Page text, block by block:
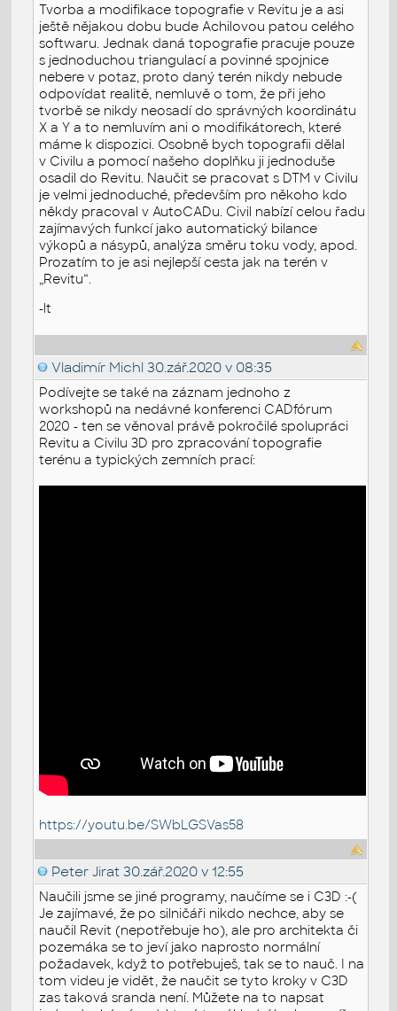
Tvorba a modifikace topografie v Revitu je a asi
ještě nějakou dobu bude Achilovou patou celého
softwaru. Jednak daná topografie pracuje pouze
s jednoduchou triangulací a povinné spojnice
nebere v potaz, proto daný terén nikdy nebude
odpovídat realitě, nemluvě o tom, že při jeho
tvorbě se nikdy neosadí do správných koordinátu
X a Y a to nemluvím ani o modifikátorech, které
máme k dispozici. Osobně bych topografii dělal
v Civilu a pomocí našeho doplňku ji jednoduše
osadil do Revitu. Naučit se pracovat s DTM v Civilu
je velmi jednoduché, především pro někoho kdo
někdy pracoval v AutoCADu. Civil nabízí celou řadu
zajímavých funkcí jako automatický bilance
výkopů a násypů, analýza směru toku vody, apod.
Prozatím to je asi nejlepší cesta jak na terén v
„Revitu“.
-lt
Vladimír Michl 30.zář.2020 v 08:35
Podívejte se také na záznam jednoho z
workshopů na nedávné konferenci CADfórum
2020 - ten se věnoval právě pokročilé spolupráci
Revitu a Civilu 3D pro zpracování topografie
terénu a typických zemních prací:
https://youtu.be/SWbLGSVas58
Peter Jirat 30.zář.2020 v 12:55
Naučili jsme se jiné programy, naučíme se i C3D :-(
Je zajímavé, že po silničáři nikdo nechce, aby se
naučil Revit (nepotřebuje ho), ale pro architekta či
pozemáka se to jeví jako naprosto normální
požadavek, když to potřebuješ, tak se to nauč. I na
tom videu je vidět, že naučit se tyto kroky v C3D
zas taková sranda není. Můžete na to napsat